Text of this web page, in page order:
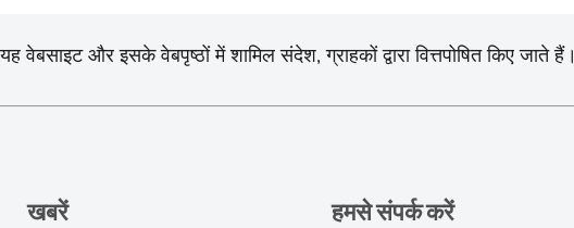
और इसके वेबपृष्ठों में शामिल संदेश, ग्राहकों द्वारा वित्तपोषित किए जाते हैं।
खबरें हमसे संपर्क करें